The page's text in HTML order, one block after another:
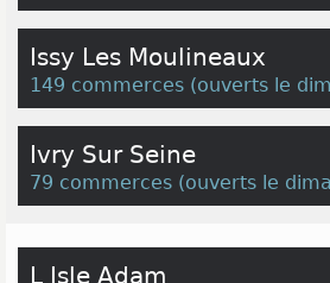
Issy Les Moulineaux
149 commerces (ouverts le
Ivry Sur Seine
79 commerces (ouverts le
L Isle Adam